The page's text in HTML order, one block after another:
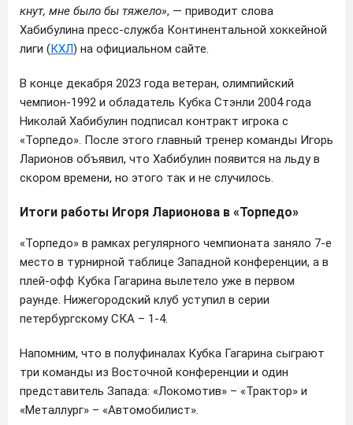
кнут, мне было бы тяжело», — приводит слова
Хабибулина пресс-служба Континентальной хоккейной
лиги (КХЛ) на официальном сайте.
В конце декабря 2023 года ветеран, олимпийский
чемпион-1992 и обладатель Кубка Стэнли 2004 года
Николай Хабибулин подписал контракт игрока с
«Торпедо». После этого главный тренер команды Игорь
Ларионов объявил, что Хабибулин появится на льду в
скором времени, но этого так и не случилось.
Итоги работы Игоря Ларионова в «Торпедо»
«Торпедо» в рамках регулярного чемпионата заняло 7-е
место в турнирной таблице Западной конференции, а в
плей-офф Кубка Гагарина вылетело уже в первом
раунде. Нижегородский клуб уступил в серии
петербургскому СКА – 1-4.
Напомним, что в полуфиналах Кубка Гагарина сыграют
три команды из Восточной конференции и один
представитель Запада: «Локомотив» – «Трактор» и
«Металлург» – «Автомобилист».